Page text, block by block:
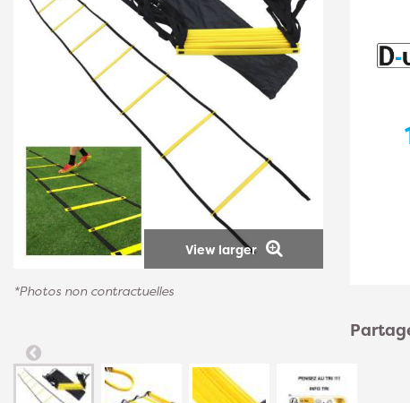
View larger
*Photos non contractuelles